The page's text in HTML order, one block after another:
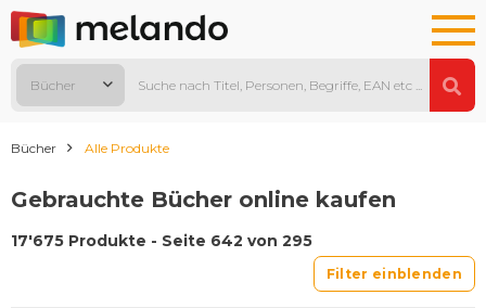
Bücher
Bücher Alle Produkte
Gebrauchte Bücher online kaufen
17'675 Produkte - Seite 642 von 295
Filter einblenden